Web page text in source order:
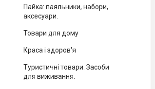
Пайка: паяльники, набори,
аксесуари.
Товари для дому
Краса і здоров'я
Туристичні товари. Засоби
для виживання.